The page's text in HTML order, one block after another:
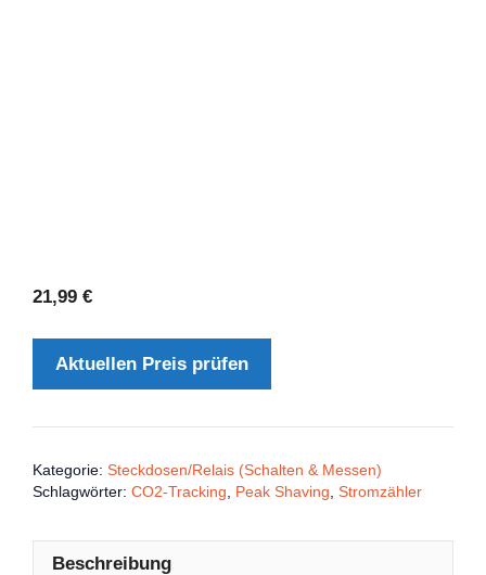
21,99 €
Aktuellen Preis prüfen
Kategorie: Steckdosen/Relais (Schalten & Messen)
Schlagwörter: CO2-Tracking Peak Shaving Stromzähler
Beschreibung